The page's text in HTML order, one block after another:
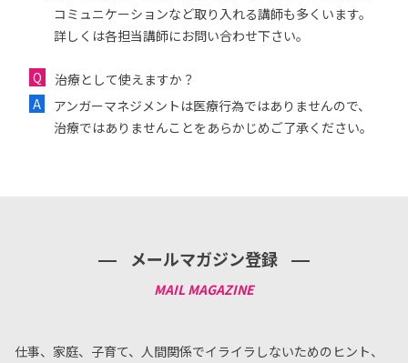
コミュニケーションなど取り入れる講師も多くいます。
詳しくは各担当講師にお問い合わせ下さい。
治療として使えますか？
アンガーマネジメントは医療行為ではありませんので、
治療ではありませんことをあらかじめご了承ください。
メールマガジン登録
仕事、家庭、子育て、人間関係でイライラしないためのヒント、